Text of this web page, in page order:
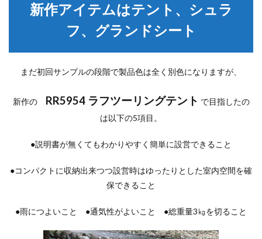
新作アイテムはテント、シュラ
フ、グランドシート
まだ初回サンプルの段階で製品色は全く別色になりますが、
新作の RR5954 ラフツーリングテント で目指したの
は以下の5項目。
●説明書が無くてもわかりやすく簡単に設営できること
●コンパクトに収納出来つつ設営時はゆったりとした室内空間を確
保できること
●雨につよいこと ●通気性がよいこと ●総重量3㎏を切ること